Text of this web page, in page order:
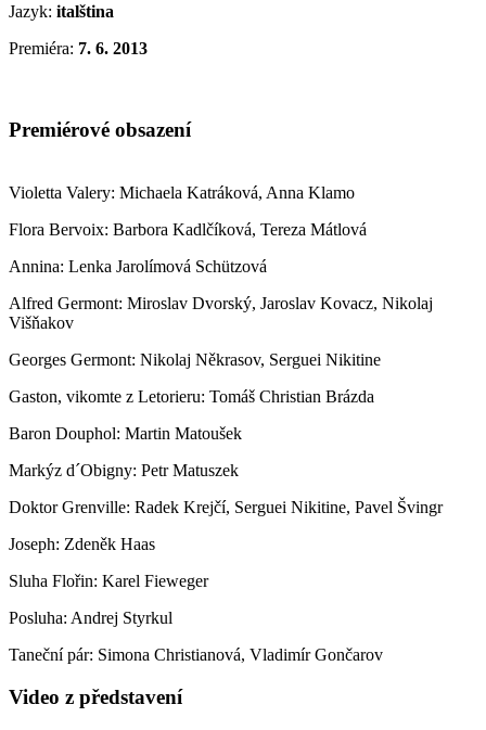
Jazyk: italština
Premiéra: 7. 6. 2013
Premiérové obsazení
Violetta Valery: Michaela Katráková, Anna Klamo
Flora Bervoix: Barbora Kadlčíková, Tereza Mátlová
Annina: Lenka Jarolímová Schützová
Alfred Germont: Miroslav Dvorský, Jaroslav Kovacz, Nikolaj
Višňakov
Georges Germont: Nikolaj Někrasov, Serguei Nikitine
Gaston, vikomte z Letorieru: Tomáš Christian Brázda
Baron Douphol: Martin Matoušek
Markýz d´Obigny: Petr Matuszek
Doktor Grenville: Radek Krejčí, Serguei Nikitine, Pavel Švingr
Joseph: Zdeněk Haas
Sluha Flořin: Karel Fieweger
Posluha: Andrej Styrkul
Taneční pár: Simona Christianová, Vladimír Gončarov
Video z představení